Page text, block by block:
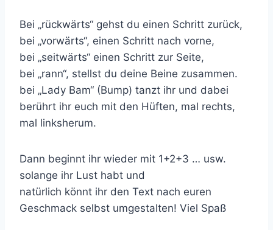
Bei „rückwärts“ gehst du einen Schritt zurück,
bei „vorwärts“, einen Schritt nach vorne,
bei „seitwärts“ einen Schritt zur Seite,
bei „rann“, stellst du deine Beine zusammen.
bei „Lady Bam“ (Bump) tanzt ihr und dabei
berührt ihr euch mit den Hüften, mal rechts,
mal linksherum.
Dann beginnt ihr wieder mit 1+2+3 … usw.
solange ihr Lust habt und
natürlich könnt ihr den Text nach euren
Geschmack selbst umgestalten! Viel Spaß